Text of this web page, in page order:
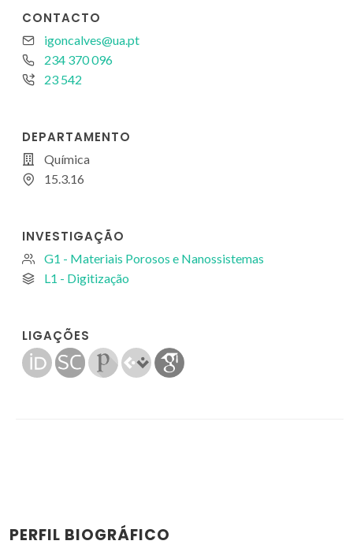
CONTACTO
igoncalves@ua.pt
234 370 096
23 542
DEPARTAMENTO
Química
15.3.16
INVESTIGAÇÃO
G1 - Materiais Porosos e Nanossistemas
L1 - Digitização
LIGAÇÕES
PERFIL BIOGRÁFICO